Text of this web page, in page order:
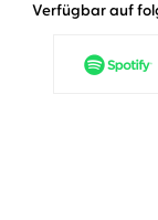
Verfügbar auf